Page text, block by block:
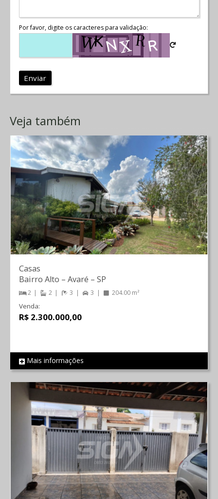
Por favor, digite os caracteres para validação:
Enviar
Veja também
REF 1282
Casas
Bairro Alto – Avaré – SP
2 2 3 3 204.00 m²
Venda:
R$ 2.300.000,00
Mais informações